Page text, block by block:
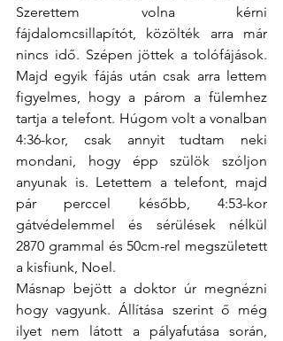
Szerettem volna kérni
fájdalomcsillapítót, közölték arra már
nincs idő. Szépen jöttek a tolófájások.
Majd egyik fájás után csak arra lettem
figyelmes, hogy a párom a fülemhez
tartja a telefont. Húgom volt a vonalban
4:36-kor, csak annyit tudtam neki
mondani, hogy épp szülök szóljon
anyunak is. Letettem a telefont, majd
pár perccel később, 4:53-kor
gátvédelemmel és sérülések nélkül
2870 grammal és 50cm-rel megszületett
a kisfiunk, Noel.
Másnap bejött a doktor úr megnézni
hogy vagyunk. Állítása szerint ő még
ilyet nem látott a pályafutása során,